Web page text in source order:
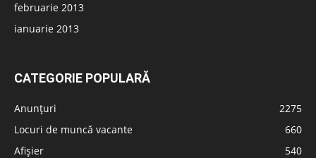
februarie 2013
ianuarie 2013
CATEGORIE POPULARĂ
Anunțuri
2275
Locuri de muncă vacante
660
Afișier
540